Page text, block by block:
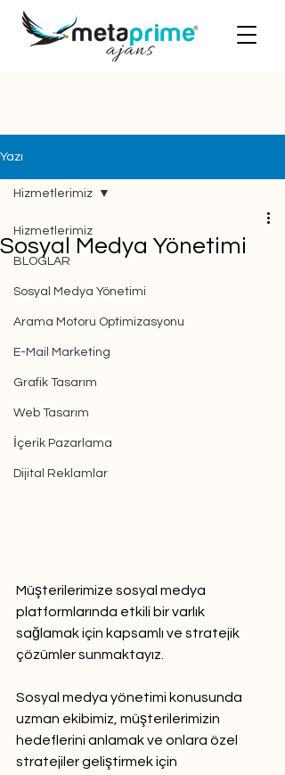
Yazı
Hizmetlerimiz
BLOGLAR
Sosyal Medya Yönetimi
Arama Motoru Optimizasyonu
E-Mail Marketing
Grafik Tasarım
Web Tasarım
İçerik Pazarlama
Dijital Reklamlar
Hizmetlerimiz
Sosyal Medya Yönetimi
Müşterilerimize sosyal medya
platformlarında etkili bir varlık
sağlamak için kapsamlı ve stratejik
çözümler sunmaktayız.
Sosyal medya yönetimi konusunda
uzman ekibimiz, müşterilerimizin
hedeflerini anlamak ve onlara özel
stratejiler geliştirmek için